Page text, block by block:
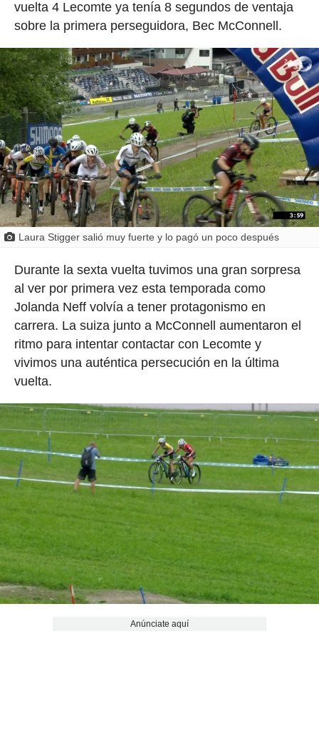
vuelta 4 Lecomte ya tenía 8 segundos de ventaja
sobre la primera perseguidora, Bec McConnell.
Laura Stigger salió muy fuerte y lo pagó un poco después
Durante la sexta vuelta tuvimos una gran sorpresa
al ver por primera vez esta temporada como
Jolanda Neff volvía a tener protagonismo en
carrera. La suiza junto a McConnell aumentaron el
ritmo para intentar contactar con Lecomte y
vivimos una auténtica persecución en la última
vuelta.
Anúnciate aquí